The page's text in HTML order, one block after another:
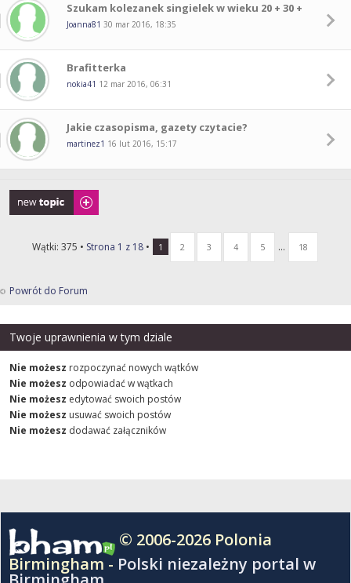
Szukam kolezanek singielek w wieku 20 + 30 +
Joanna81 30 mar 2016, 18:35
Brafitterka
nokia41 12 mar 2016, 06:31
Jakie czasopisma, gazety czytacie?
martinez1 16 lut 2016, 15:17
Napisz wątek
Wątki: 375 • Strona 1 z 18 • 1 2 3 4 5 ... 18
Powrót do Forum
Twoje uprawnienia w tym dziale
Nie możesz rozpoczynać nowych wątków
Nie możesz odpowiadać w wątkach
Nie możesz edytować swoich postów
Nie możesz usuwać swoich postów
Nie możesz dodawać załączników
© 2006-2026 Polonia
Birmingham - Polski niezależny portal w